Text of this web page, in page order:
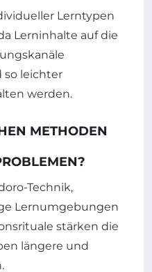
Lerntypen
Lerninhalte auf die
leichter
werden.
METHODEN
Technik,
Lernumgebungen
stärken die
längere und